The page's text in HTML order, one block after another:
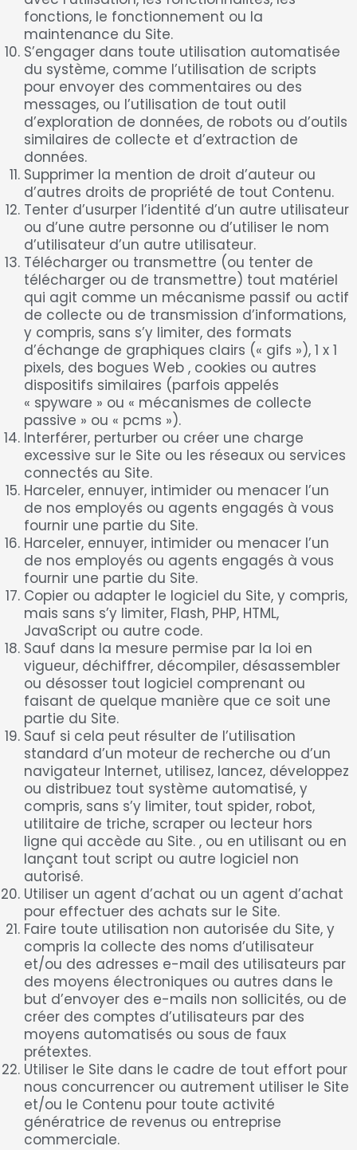
fonctions, le fonctionnement ou la
maintenance du Site.
S’engager dans toute utilisation automatisée
du système, comme l’utilisation de scripts
pour envoyer des commentaires ou des
messages, ou l’utilisation de tout outil
d’exploration de données, de robots ou d’outils
similaires de collecte et d’extraction de
données.
Supprimer la mention de droit d’auteur ou
d’autres droits de propriété de tout Contenu.
Tenter d’usurper l’identité d’un autre utilisateur
ou d’une autre personne ou d’utiliser le nom
d’utilisateur d’un autre utilisateur.
Télécharger ou transmettre (ou tenter de
télécharger ou de transmettre) tout matériel
qui agit comme un mécanisme passif ou actif
de collecte ou de transmission d’informations,
y compris, sans s’y limiter, des formats
d’échange de graphiques clairs (« gifs »), 1 x 1
pixels, des bogues Web , cookies ou autres
dispositifs similaires (parfois appelés
« spyware » ou « mécanismes de collecte
passive » ou « pcms »).
Interférer, perturber ou créer une charge
excessive sur le Site ou les réseaux ou services
connectés au Site.
Harceler, ennuyer, intimider ou menacer l’un
de nos employés ou agents engagés à vous
fournir une partie du Site.
Harceler, ennuyer, intimider ou menacer l’un
de nos employés ou agents engagés à vous
fournir une partie du Site.
Copier ou adapter le logiciel du Site, y compris,
mais sans s’y limiter, Flash, PHP, HTML,
JavaScript ou autre code.
Sauf dans la mesure permise par la loi en
vigueur, déchiffrer, décompiler, désassembler
ou désosser tout logiciel comprenant ou
faisant de quelque manière que ce soit une
partie du Site.
Sauf si cela peut résulter de l’utilisation
standard d’un moteur de recherche ou d’un
navigateur Internet, utilisez, lancez, développez
ou distribuez tout système automatisé, y
compris, sans s’y limiter, tout spider, robot,
utilitaire de triche, scraper ou lecteur hors
ligne qui accède au Site. , ou en utilisant ou en
lançant tout script ou autre logiciel non
autorisé.
Utiliser un agent d’achat ou un agent d’achat
pour effectuer des achats sur le Site.
Faire toute utilisation non autorisée du Site, y
compris la collecte des noms d’utilisateur
et/ou des adresses e-mail des utilisateurs par
des moyens électroniques ou autres dans le
but d’envoyer des e-mails non sollicités, ou de
créer des comptes d’utilisateurs par des
moyens automatisés ou sous de faux
prétextes.
Utiliser le Site dans le cadre de tout effort pour
nous concurrencer ou autrement utiliser le Site
et/ou le Contenu pour toute activité
génératrice de revenus ou entreprise
commerciale.